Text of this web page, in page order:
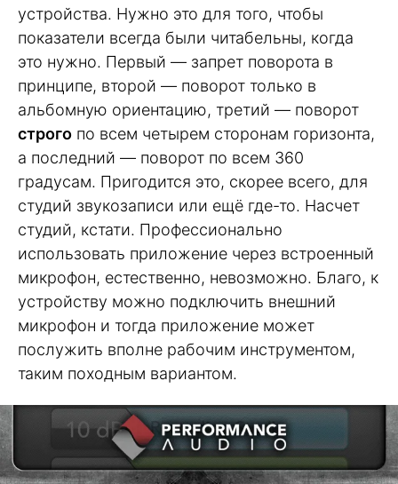
устройства. Нужно это для того, чтобы
показатели всегда были читабельны, когда
это нужно. Первый — запрет поворота в
принципе, второй — поворот только в
альбомную ориентацию, третий — поворот
строго по всем четырем сторонам горизонта,
а последний — поворот по всем 360
градусам. Пригодится это, скорее всего, для
студий звукозаписи или ещё где-то. Насчет
студий, кстати. Профессионально
использовать приложение через встроенный
микрофон, естественно, невозможно. Благо, к
устройству можно подключить внешний
микрофон и тогда приложение может
послужить вполне рабочим инструментом,
таким походным вариантом.